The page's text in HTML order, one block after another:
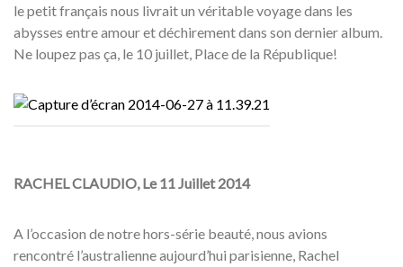
le petit français nous livrait un véritable voyage dans les
abysses entre amour et déchirement dans son dernier album.
Ne loupez pas ça, le 10 juillet, Place de la République!
RACHEL CLAUDIO, Le 11 Juillet 2014
A l’occasion de notre hors-série beauté, nous avions
rencontré l’australienne aujourd’hui parisienne, Rachel